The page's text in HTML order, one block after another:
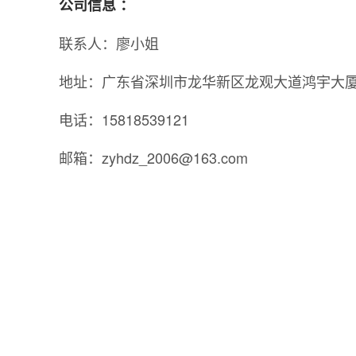
公司信息 ：
联系人：廖小姐
地址：广东省深圳市龙华新区龙观大道鸿宇大
电话：15818539121
邮箱：zyhdz_2006@163.com